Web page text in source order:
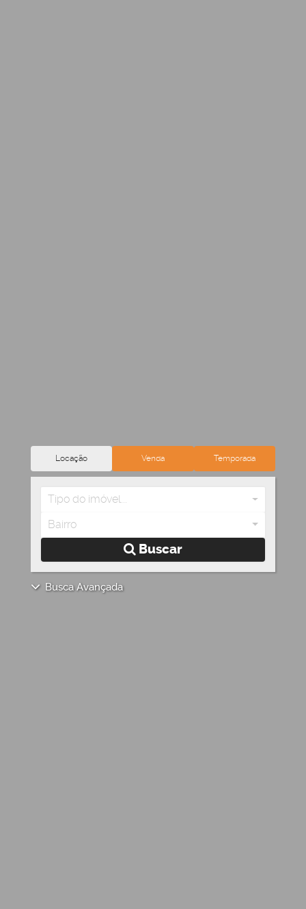
Locação Venda Temporada
Tipo do imóvel...
Bairro
Buscar
Busca Avançada